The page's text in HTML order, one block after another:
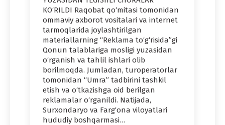
KO‘RILDI Raqobat qo‘mitasi tomonidan
ommaviy axborot vositalari va internet
tarmoqlarida joylashtirilgan
materiallarning “Reklama to‘g‘risida”gi
Qonun talablariga mosligi yuzasidan
o‘rganish va tahlil ishlari olib
borilmoqda. Jumladan, turoperatorlar
tomonidan “Umra” tadbirini tashkil
etish va o‘tkazishga oid berilgan
reklamalar o‘rganildi. Natijada,
Surxondaryo va Farg‘ona viloyatlari
hududiy boshqarmasi…